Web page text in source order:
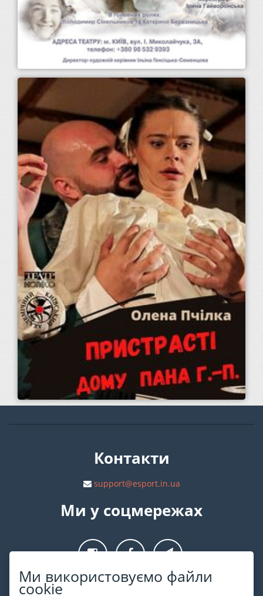
Ми використовуємо файли
cookie
Контакти
support@esport.in.ua
Ми у соцмережах
Про ESPORT.in.ua